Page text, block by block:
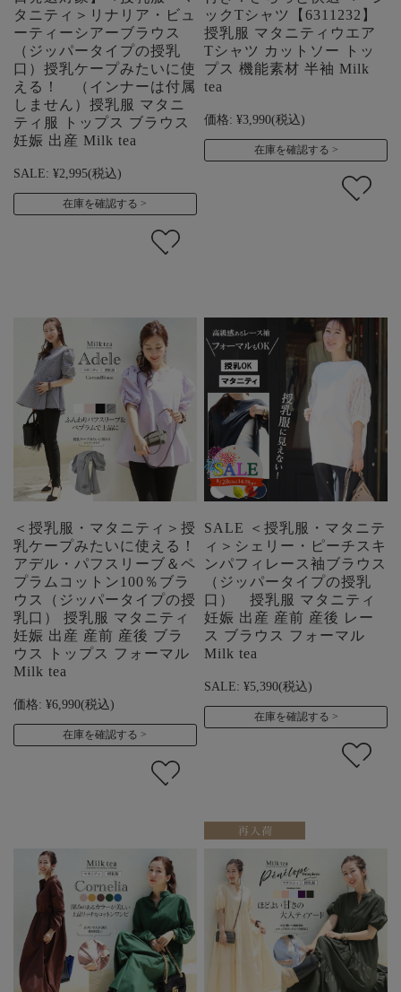
タニティ＞リナリア・ビュ
ーティーシアーブラウス
（ジッパータイプの授乳
口）授乳ケープみたいに使
える！ （インナーは付属
しません）授乳服 マタニ
ティ服 トップス ブラウス
妊娠 出産 Milk tea
SALE: ¥2,995(税込)
在庫を確認する
ックTシャツ【6311232】
授乳服 マタニティウエア
Tシャツ カットソー トッ
プス 機能素材 半袖 Milk
tea
価格: ¥3,990(税込)
在庫を確認する
＜授乳服・マタニティ＞授
乳ケープみたいに使える！
アデル・パフスリーブ＆ペ
プラムコットン100％ブラ
ウス（ジッパータイプの授
乳口） 授乳服 マタニティ
妊娠 出産 産前 産後 ブラ
ウス トップス フォーマル
Milk tea
価格: ¥6,990(税込)
在庫を確認する
SALE ＜授乳服・マタニテ
ィ＞シェリー・ピーチスキ
ンパフィレース袖ブラウス
（ジッパータイプの授乳
口） 授乳服 マタニティ
妊娠 出産 産前 産後 レー
ス ブラウス フォーマル
Milk tea
SALE: ¥5,390(税込)
在庫を確認する